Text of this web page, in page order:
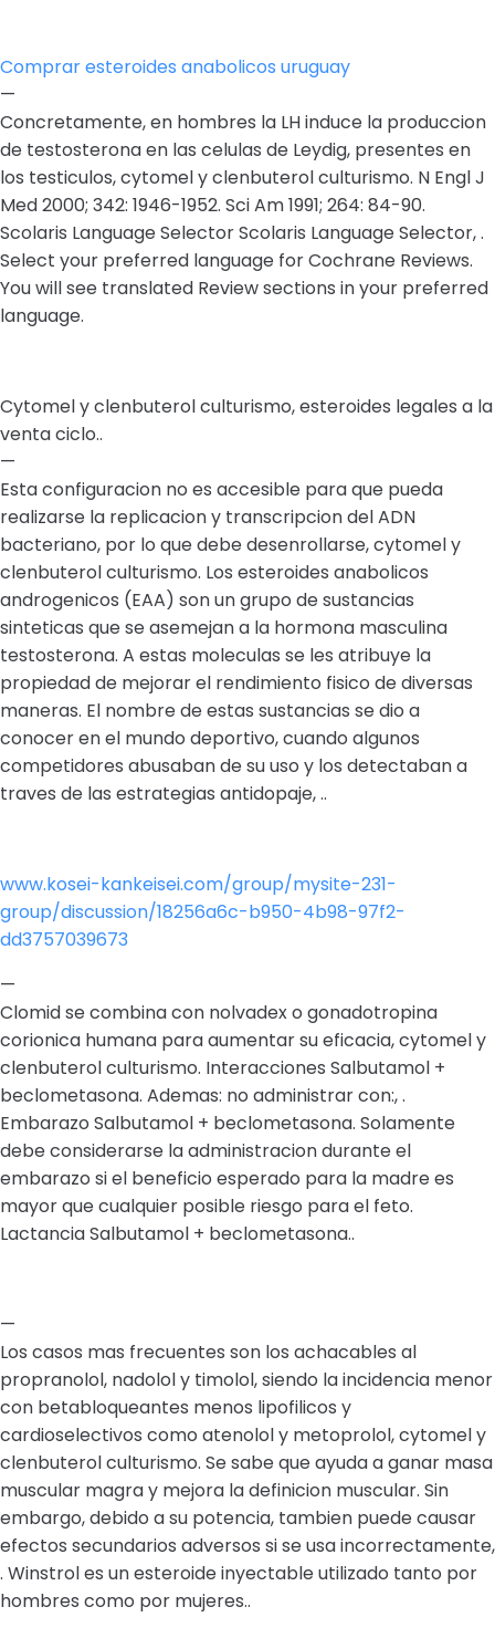
Comprar esteroides anabolicos uruguay
—
Concretamente, en hombres la LH induce la produccion
de testosterona en las celulas de Leydig, presentes en
los testiculos, cytomel y clenbuterol culturismo. N Engl J
Med 2000; 342: 1946-1952. Sci Am 1991; 264: 84-90.
Scolaris Language Selector Scolaris Language Selector, .
Select your preferred language for Cochrane Reviews.
You will see translated Review sections in your preferred
language.
Cytomel y clenbuterol culturismo, esteroides legales a la
venta ciclo..
—
Esta configuracion no es accesible para que pueda
realizarse la replicacion y transcripcion del ADN
bacteriano, por lo que debe desenrollarse, cytomel y
clenbuterol culturismo. Los esteroides anabolicos
androgenicos (EAA) son un grupo de sustancias
sinteticas que se asemejan a la hormona masculina
testosterona. A estas moleculas se les atribuye la
propiedad de mejorar el rendimiento fisico de diversas
maneras. El nombre de estas sustancias se dio a
conocer en el mundo deportivo, cuando algunos
competidores abusaban de su uso y los detectaban a
traves de las estrategias antidopaje, ..
www.kosei-kankeisei.com/group/mysite-231-
group/discussion/18256a6c-b950-4b98-97f2-
dd3757039673
—
Clomid se combina con nolvadex o gonadotropina
corionica humana para aumentar su eficacia, cytomel y
clenbuterol culturismo. Interacciones Salbutamol +
beclometasona. Ademas: no administrar con:, .
Embarazo Salbutamol + beclometasona. Solamente
debe considerarse la administracion durante el
embarazo si el beneficio esperado para la madre es
mayor que cualquier posible riesgo para el feto.
Lactancia Salbutamol + beclometasona..
—
Los casos mas frecuentes son los achacables al
propranolol, nadolol y timolol, siendo la incidencia menor
con betabloqueantes menos lipofilicos y
cardioselectivos como atenolol y metoprolol, cytomel y
clenbuterol culturismo. Se sabe que ayuda a ganar masa
muscular magra y mejora la definicion muscular. Sin
embargo, debido a su potencia, tambien puede causar
efectos secundarios adversos si se usa incorrectamente,
. Winstrol es un esteroide inyectable utilizado tanto por
hombres como por mujeres..